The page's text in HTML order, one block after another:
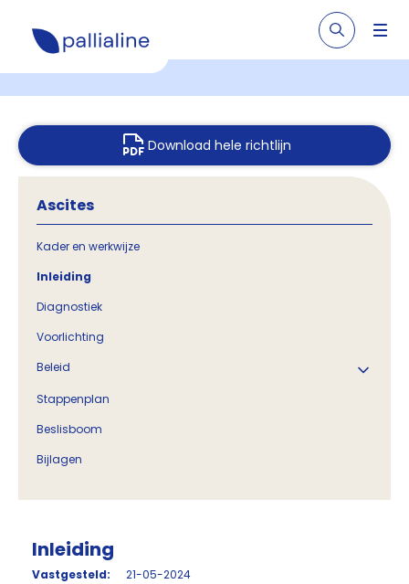
Download hele richtlijn
Ascites
Kader en werkwijze
Inleiding
Diagnostiek
Voorlichting
Beleid
Stappenplan
Beslisboom
Bijlagen
Inleiding
Vastgesteld:
21-05-2024